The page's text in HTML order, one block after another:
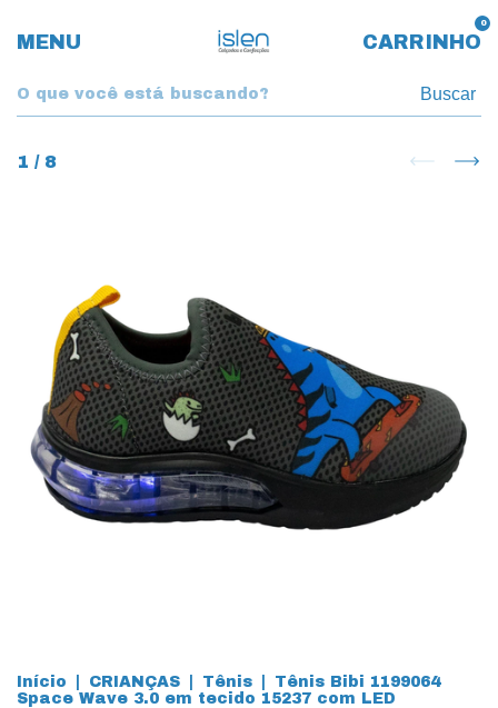
MENU CARRINHO
0
Buscar
1 / 8
Início CRIANÇAS Tênis
Tênis Bibi 1199064
Space Wave 3.0 em tecido 15237 com LED